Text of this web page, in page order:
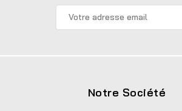
Notre Société